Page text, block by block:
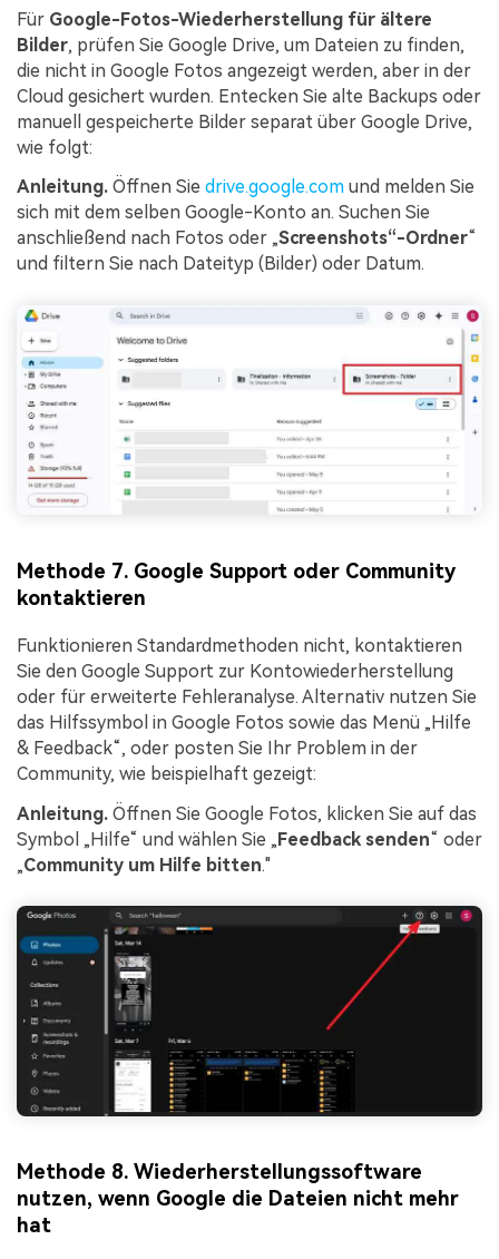
Für Google-Fotos-Wiederherstellung für ältere
Bilder, prüfen Sie Google Drive, um Dateien zu finden,
die nicht in Google Fotos angezeigt werden, aber in der
Cloud gesichert wurden. Entecken Sie alte Backups oder
manuell gespeicherte Bilder separat über Google Drive,
wie folgt:
Anleitung. Öffnen Sie drive.google.com und melden Sie
sich mit dem selben Google-Konto an. Suchen Sie
anschließend nach Fotos oder „Screenshots“-Ordner“
und filtern Sie nach Dateityp (Bilder) oder Datum.
Methode 7. Google Support oder Community
kontaktieren
Funktionieren Standardmethoden nicht, kontaktieren
Sie den Google Support zur Kontowiederherstellung
oder für erweiterte Fehleranalyse. Alternativ nutzen Sie
das Hilfssymbol in Google Fotos sowie das Menü „Hilfe
& Feedback“, oder posten Sie Ihr Problem in der
Community, wie beispielhaft gezeigt:
Anleitung. Öffnen Sie Google Fotos, klicken Sie auf das
Symbol „Hilfe“ und wählen Sie „Feedback senden“ oder
„Community um Hilfe bitten."
Methode 8. Wiederherstellungssoftware
nutzen, wenn Google die Dateien nicht mehr
hat